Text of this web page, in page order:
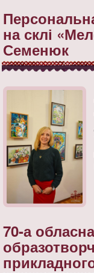
на склі
Семенюк
70-а